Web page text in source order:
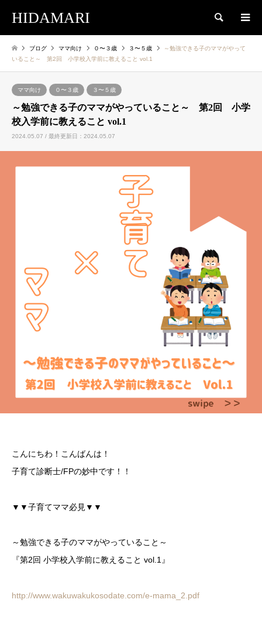
HIDAMARI 検索
ブログ ママ向け ０〜３歳 ３〜５歳
～勉強できる子のママがやって
いること～ 第2回 小学校入学前に教えること vol.1
ママ向け ０〜３歳 ３〜５歳
～勉強できる子のママがやっていること～ 第2回 小学
校入学前に教えること vol.1
2024.05.07 / 最終更新日：2024.05.07
こんにちわ！こんばんは！
子育て診断士/FPの妙中です！！
▼▼子育てママ必見▼▼
～勉強できる子のママがやっていること～
『第2回 小学校入学前に教えること vol.1』
http://www.wakuwakukosodate.com/e-mama_2.pdf